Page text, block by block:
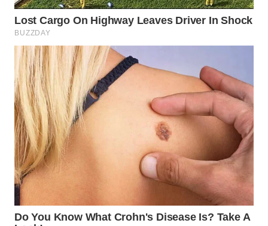
Wahana
Media
Group
WAHANA
NEWS
WAHANA
TANI
WAHANA
ADVOKAT
WAHANA
INFRASTRUKTUR